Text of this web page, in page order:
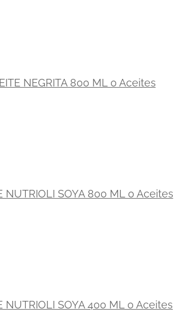
NEGRITA 800 ML 0 Aceites
NUTRIOLI SOYA 800 ML 0 Aceites
NUTRIOLI SOYA 400 ML 0 Aceites